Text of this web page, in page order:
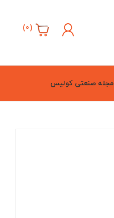
(
0
)
مجله صنعتی کولیس